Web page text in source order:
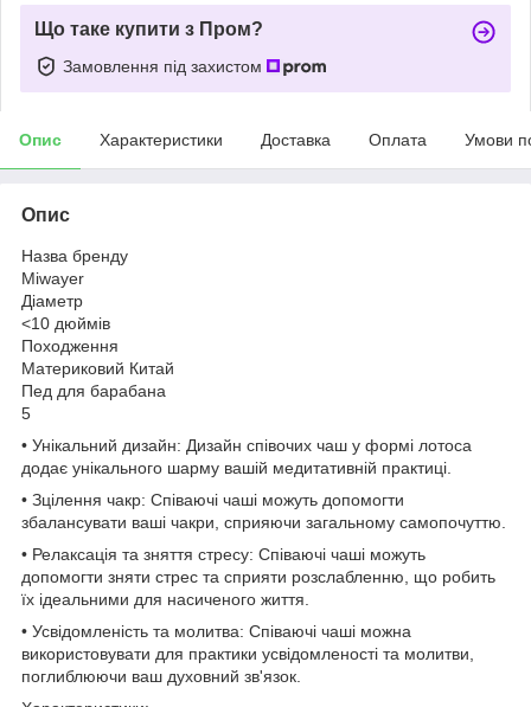
Що таке купити з Пром?
Замовлення під захистом
Опис Характеристики Доставка Оплата Умови
Опис
Назва бренду
Miwayer
Діаметр
<10 дюймів
Походження
Материковий Китай
Пед для барабана
5
• Унікальний дизайн: Дизайн співочих чаш у формі лотоса
додає унікального шарму вашій медитативній практиці.
• Зцілення чакр: Співаючі чаші можуть допомогти
збалансувати ваші чакри, сприяючи загальному самопочуттю.
• Релаксація та зняття стресу: Співаючі чаші можуть
допомогти зняти стрес та сприяти розслабленню, що робить
їх ідеальними для насиченого життя.
• Усвідомленість та молитва: Співаючі чаші можна
використовувати для практики усвідомленості та молитви,
поглиблюючи ваш духовний зв'язок.